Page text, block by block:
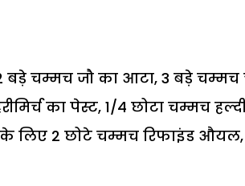
बड़े चम्मच जौ का आटा, 3 बड़े
का पेस्ट, 1/4 छोटा चम्मच
लिए 2 छोटे चम्मच रिफाइंड